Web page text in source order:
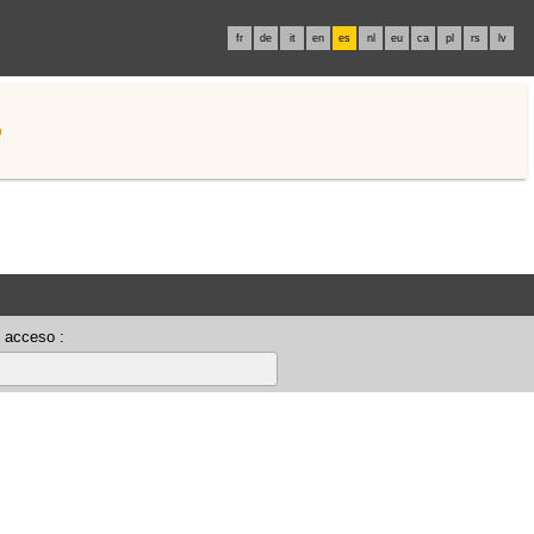
fr de it en es nl eu ca pl rs lv
acceso :